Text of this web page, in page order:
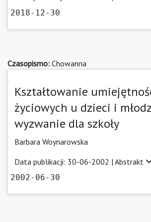
2018-12-30
Czasopismo: Chowanna
Kształtowanie
życiowych u dzieci i
wyzwanie dla szkoły
Barbara Woynarowska
Data publikacji: 30-06-2002 | Abstrakt
2002-06-30